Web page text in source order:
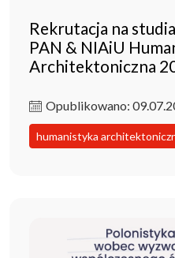
Rekrutacja na
PAN & NIAiU
Architektoniczna
Opublikowano:
humanistyka